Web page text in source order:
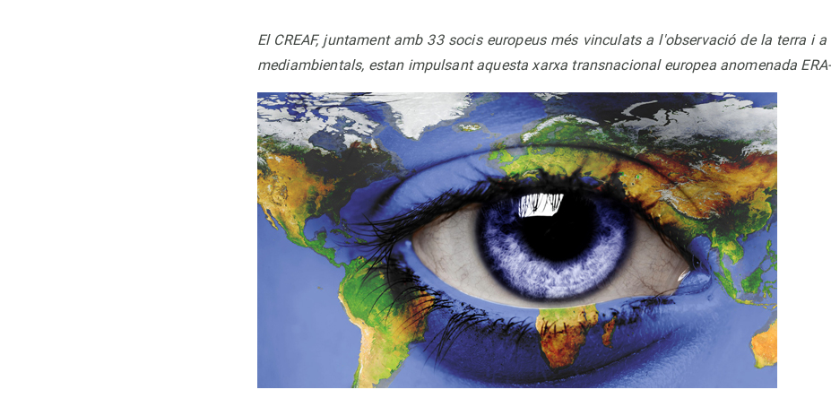
El CREAF, juntament amb 33 socis europeus més vinculats a l'observació de la terra i
mediambientals, estan impulsant aquesta xarxa transnacional europea anomenada ERA-